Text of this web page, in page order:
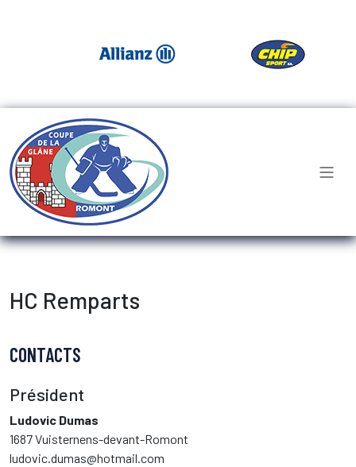
HC Remparts
CONTACTS
Président
Ludovic Dumas
1687 Vuisternens-devant-Romont
ludovic.dumas@hotmail.com